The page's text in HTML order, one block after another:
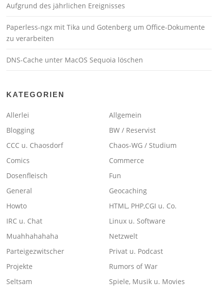
Aufgrund des jährlichen Ereignisses
Paperless-ngx mit Tika und Gotenberg um Office-Dokumente
zu verarbeiten
DNS-Cache unter MacOS Sequoia löschen
KATEGORIEN
Allerlei
Allgemein
Blogging
BW / Reservist
CCC u. Chaosdorf
Chaos-WG / Studium
Comics
Commerce
Dosenfleisch
Fun
General
Geocaching
Howto
HTML, PHP,CGI u. Co.
IRC u. Chat
Linux u. Software
Muahhahahaha
Netzwelt
Parteigezwitscher
Privat u. Podcast
Projekte
Rumors of War
Seltsam
Spiele, Musik u. Movies